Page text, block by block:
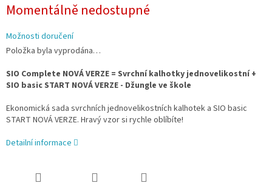
cena:
Momentálně nedostupné
Možnosti doručení
Položka byla vyprodána…
SIO Complete NOVÁ VERZE = Svrchní kalhotky jednovelikostní +
SIO basic START NOVÁ VERZE - Džungle ve škole
Ekonomická sada svrchních jednovelikostních kalhotek a SIO basic
START NOVÁ VERZE. Hravý vzor si rychle oblíbíte!
Detailní informace